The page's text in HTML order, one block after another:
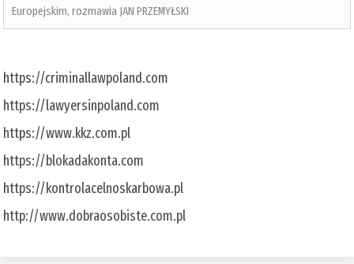
Europejskim, rozmawia JAN PRZEMYŁSKI
https://criminallawpoland.com
https://lawyersinpoland.com
https://www.kkz.com.pl
https://blokadakonta.com
https://kontrolacelnoskarbowa.pl
http://www.dobraosobiste.com.pl